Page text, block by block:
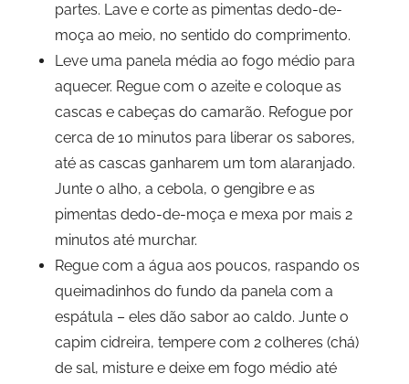
partes. Lave e corte as pimentas dedo-de-
moça ao meio, no sentido do comprimento.
Leve uma panela média ao fogo médio para
aquecer. Regue com o azeite e coloque as
cascas e cabeças do camarão. Refogue por
cerca de 10 minutos para liberar os sabores,
até as cascas ganharem um tom alaranjado.
Junte o alho, a cebola, o gengibre e as
pimentas dedo-de-moça e mexa por mais 2
minutos até murchar.
Regue com a água aos poucos, raspando os
queimadinhos do fundo da panela com a
espátula – eles dão sabor ao caldo. Junte o
capim cidreira, tempere com 2 colheres (chá)
de sal, misture e deixe em fogo médio até